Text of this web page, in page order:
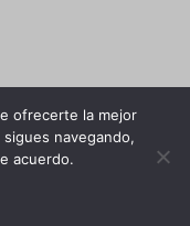
ofrecerte la mejor
navegando,
acuerdo.